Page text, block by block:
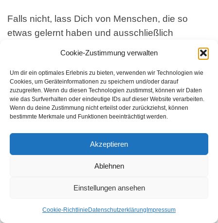
Cookie-Zustimmung verwalten
Um dir ein optimales Erlebnis zu bieten, verwenden wir Technologien wie
Cookies, um Geräteinformationen zu speichern und/oder darauf
zuzugreifen. Wenn du diesen Technologien zustimmst, können wir Daten
wie das Surfverhalten oder eindeutige IDs auf dieser Website verarbeiten.
Wenn du deine Zustimmung nicht erteilst oder zurückziehst, können
bestimmte Merkmale und Funktionen beeinträchtigt werden.
Akzeptieren
Ablehnen
Einstellungen ansehen
Cookie-Richtlinie Datenschutzerklärung Impressum
Falls nicht, lass Dich von Menschen, die so
etwas gelernt haben und ausschließlich
absichtslos und liebevoll agieren, unterstützen.
Und egal, ob Du es selbst versuchst oder Dich
unterstützen lässt, sei Dir gewiss, das alles darf
leicht und sanft geschehen. Wenn sich eine
Angst oder ein Trauma an die Oberfläche begibt,
also ins Bewusstsein kommt, bedeutet das ja
auch immer, nimm mich wahr und bringe mich im
Balance, bringe mich in Frieden.
Dein Beitrag zum Wandel
Du damit für die kollektive Entwicklung hin zum